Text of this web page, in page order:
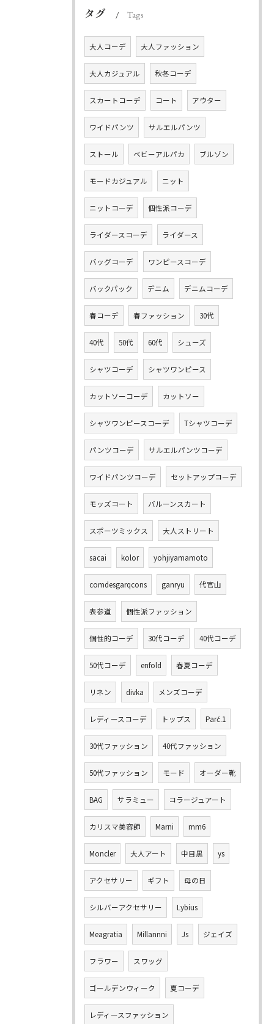
タグ Tags
大人コーデ 大人ファッション
大人カジュアル 秋冬コーデ
スカートコーデ コート アウター
ワイドパンツ サルエルパンツ
ストール ベビーアルパカ ブルゾン
モードカジュアル ニット
ニットコーデ 個性派コーデ
ライダースコーデ ライダース
バッグコーデ ワンピースコーデ
バックパック デニム デニムコーデ
春コーデ 春ファッション 30代
40代 50代 60代 シューズ
シャツコーデ シャツワンピース
カットソーコーデ カットソー
シャツワンピースコーデ Tシャツコーデ
パンツコーデ サルエルパンツコーデ
ワイドパンツコーデ セットアップコーデ
モッズコート バルーンスカート
スポーツミックス 大人ストリート
sacai kolor yohjiyamamoto
comdesgarqcons ganryu 代官山
表参道 個性派ファッション
個性的コーデ 30代コーデ 40代コーデ
50代コーデ enfold 春夏コーデ
リネン divka メンズコーデ
レディースコーデ トップス Parć.1
30代ファッション 40代ファッション
50代ファッション モード オーダー靴
BAG サラミュー コラージュアート
カリスマ美容師 Marni mm6
Moncler 大人アート 中目黒 ys
アクセサリー ギフト 母の日
シルバーアクセサリー Lybius
Meagratia Millannni Js ジェイズ
フラワー スワッグ
ゴールデンウィーク 夏コーデ
レディースファッション